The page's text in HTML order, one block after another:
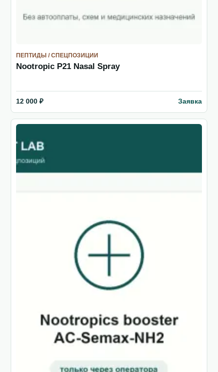
ПЕПТИДЫ / СПЕЦПОЗИЦИИ
Nootropic P21 Nasal Spray
12 000 ₽ Заявка